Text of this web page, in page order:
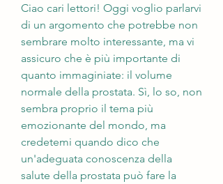
Ciao cari lettori! Oggi voglio parlarvi
di un argomento che potrebbe non
sembrare molto interessante, ma vi
assicuro che è più importante di
quanto immaginiate: il volume
normale della prostata. Sì, lo so, non
sembra proprio il tema più
emozionante del mondo, ma
credetemi quando dico che
un'adeguata conoscenza della
salute della prostata può fare la